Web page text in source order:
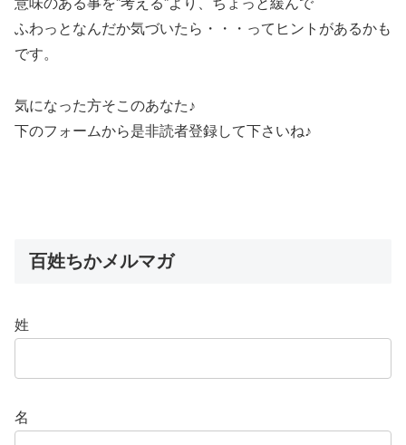
意味のある事を”考える”より、ちょっと緩んで
ふわっとなんだか気づいたら・・・ってヒントがあるかも
です。
気になった方そこのあなた♪
下のフォームから是非読者登録して下さいね♪
百姓ちかメルマガ
姓
名